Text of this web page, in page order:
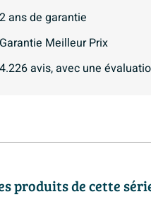
2 ans de garantie
Garantie Meilleur Prix
4.226avis, avec une
produits de cette